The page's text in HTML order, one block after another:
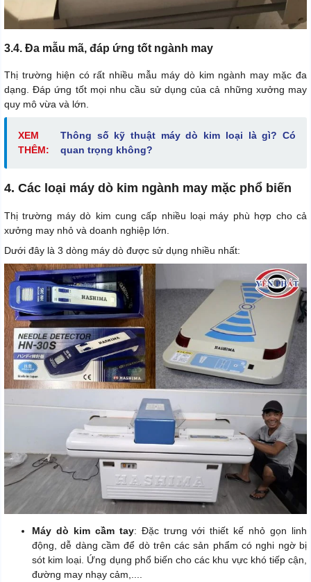
3.4. Đa mẫu mã, đáp ứng tốt ngành may
Thị trường hiện có rất nhiều mẫu máy dò kim ngành may mặc đa
dạng. Đáp ứng tốt mọi nhu cầu sử dụng của cả những xưởng may
quy mô vừa và lớn.
XEM
THÊM:
Thông số kỹ thuật máy dò kim loại là gì? Có
quan trọng không?
4. Các loại máy dò kim ngành may mặc phổ biến
Thị trường máy dò kim cung cấp nhiều loại máy phù hợp cho cả
xưởng may nhỏ và doanh nghiệp lớn.
Dưới đây là 3 dòng máy dò được sử dụng nhiều nhất:
Máy dò kim cầm tay: Đặc trưng với thiết kế nhỏ gọn linh
động, dễ dàng cầm để dò trên các sản phẩm có nghi ngờ bị
sót kim loại. Ứng dụng phổ biến cho các khu vực khó tiếp cận,
đường may nhạy cảm,....